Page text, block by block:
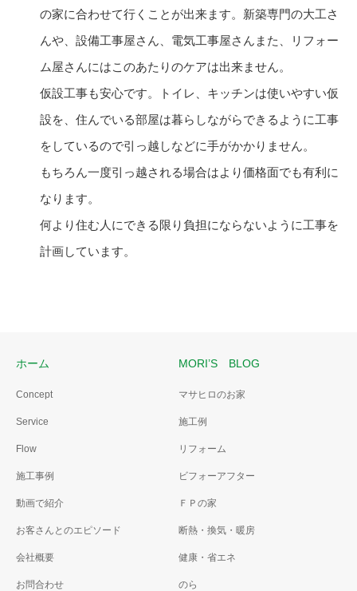
の家に合わせて行くことが出来ます。新築専門の大工さ
んや、設備工事屋さん、電気工事屋さんまた、リフォー
ム屋さんにはこのあたりのケアは出来ません。
仮設工事も安心です。トイレ、キッチンは使いやすい仮
設を、住んでいる部屋は暮らしながらできるように工事
をしているので引っ越しなどに手がかかりません。
もちろん一度引っ越される場合はより価格面でも有利に
なります。
何より住む人にできる限り負担にならないように工事を
計画しています。
ホーム
Concept
Service
Flow
施工事例
動画で紹介
お客さんとのエピソード
会社概要
お問合わせ
MORI’S BLOG
マサヒロのお家
施工例
リフォーム
ビフォーアフター
ＦＰの家
断熱・換気・暖房
健康・省エネ
のら